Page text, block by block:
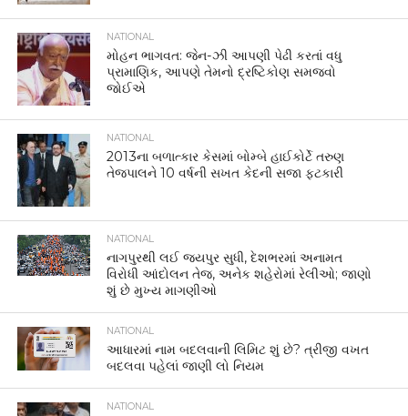
NATIONAL
મોહન ભાગવત: જેન-ઝી આપણી પેઢી કરતાં વધુ
પ્રામાણિક, આપણે તેમનો દ્રષ્ટિકોણ સમજવો
જોઈએ
NATIONAL
2013ના બળાત્કાર કેસમાં બોમ્બે હાઈકોર્ટે તરુણ
તેજપાલને 10 વર્ષની સખત કેદની સજા ફટકારી
NATIONAL
નાગપુરથી લઈ જયપુર સુધી, દેશભરમાં અનામત
વિરોધી આંદોલન તેજ, અનેક શહેરોમાં રેલીઓ; જાણો
શું છે મુખ્ય માગણીઓ
NATIONAL
આધારમાં નામ બદલવાની લિમિટ શું છે? ત્રીજી વખત
બદલવા પહેલાં જાણી લો નિયમ
NATIONAL